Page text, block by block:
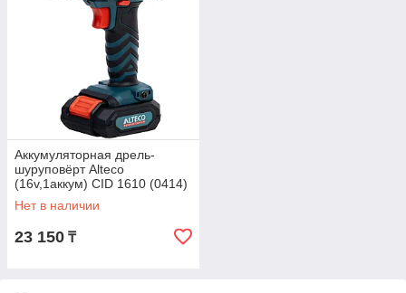
Аккумуляторная дрель-
шуруповёрт Alteco
(16v,1аккум) CID 1610 (0414)
Нет в наличии
23 150 ₸